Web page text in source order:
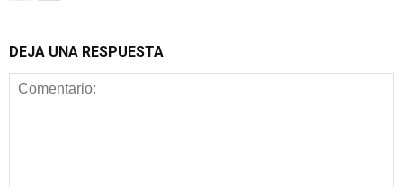
DEJA UNA RESPUESTA